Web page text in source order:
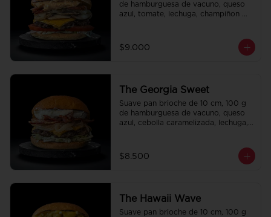
de hamburguesa de vacuno, queso
azul, tomate, lechuga, champiñon
$9.000
The Georgia Sweet
Suave pan brioche de 10 cm, 100 g
de hamburguesa de vacuno, queso
azul, cebolla caramelizada, lechuga,
$8.500
The Hawaii Wave
Suave pan brioche de 10 cm, 100 g